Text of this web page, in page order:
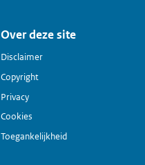
Over deze site
Disclaimer
Copyright
Privacy
Cookies
Toegankelijkheid